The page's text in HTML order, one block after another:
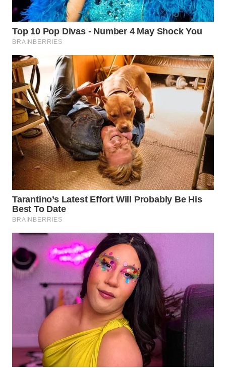
WN
PRIANGAN
TIMUR
WN
SEMARANG
WN
SOLO
WN
BOROBUDUR
WN
MADURA
WN
SURABAYA
WN
NATUNA
WN
MANDALIKA
WN